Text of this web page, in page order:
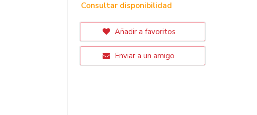
Consultar disponibilidad
Añadir a favoritos
Enviar a un amigo